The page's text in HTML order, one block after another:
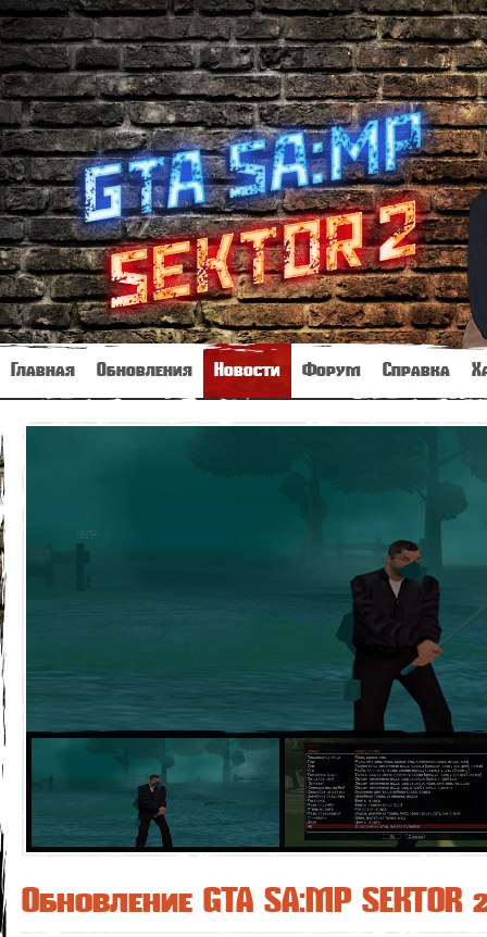
Главная Обновления Новости Форум Справка
Обновление GTA SA:MP